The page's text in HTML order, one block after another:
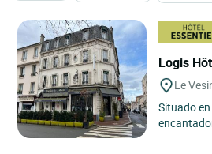
Logis
Le
Situado